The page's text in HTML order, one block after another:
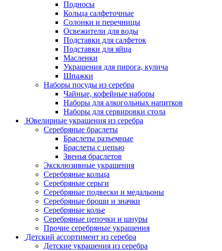
Подносы
Кольца салфеточные
Солонки и перечницы
Освежители для воды
Подставки для салфеток
Подставки для яйца
Масленки
Украшения для пирога, кулича
Шпажки
Наборы посуды из серебра
Чайные, кофейные наборы
Наборы для алкогольных напитков
Наборы для сервировки стола
Ювелирные украшения из серебра
Серебряные браслеты
Браслеты разъемные
Браслеты с цепью
Звенья браслетов
Эксклюзивные украшения
Серебряные кольца
Серебряные серьги
Серебряные подвески и медальоны
Серебряные броши и значки
Серебряные колье
Серебряные цепочки и шнуры
Прочие серебряные украшения
Детский ассортимент из серебра
Детские украшения из серебра